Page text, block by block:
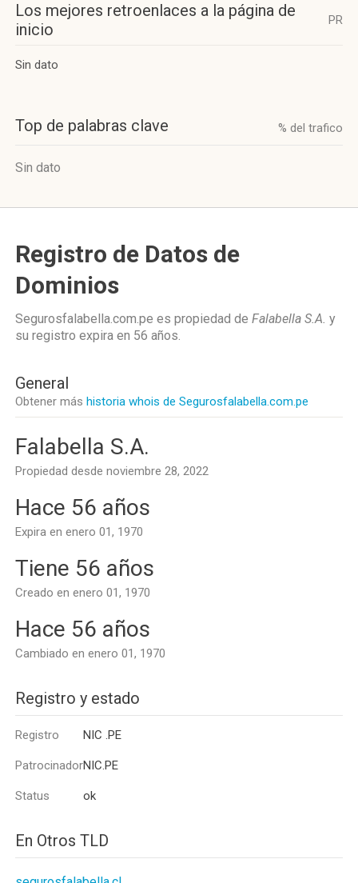
Los mejores retroenlaces a la página de
inicio
PR
Sin dato
Top de palabras clave % del trafico
Sin dato
Registro de Datos de
Dominios
Segurosfalabella.com.pe es propiedad de Falabella S.A. y
su registro expira en 56 años.
General
Obtener más historia whois de Segurosfalabella.com.pe
Falabella S.A.
Propiedad desde noviembre 28, 2022
Hace 56 años
Expira en enero 01, 1970
Tiene 56 años
Creado en enero 01, 1970
Hace 56 años
Cambiado en enero 01, 1970
Registro y estado
Registro NIC .PE
PatrocinadorNIC.PE
Status ok
En Otros TLD